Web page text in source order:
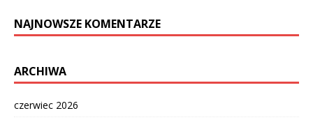
NAJNOWSZE KOMENTARZE
ARCHIWA
czerwiec 2026